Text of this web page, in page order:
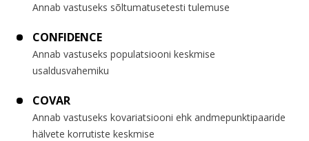
Annab vastuseks sõltumatusetesti tulemuse
CONFIDENCE
Annab vastuseks populatsiooni keskmise
usaldusvahemiku
COVAR
Annab vastuseks kovariatsiooni ehk andmepunktipaaride
hälvete korrutiste keskmise